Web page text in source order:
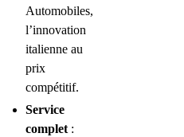
Automobiles,
l’innovation
italienne au
prix
compétitif.
Service
complet :